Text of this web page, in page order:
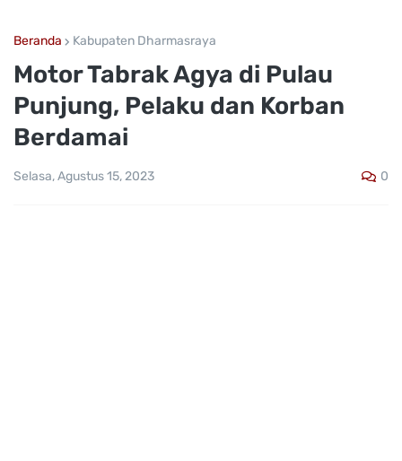
Beranda Kabupaten Dharmasraya
Motor Tabrak Agya di Pulau
Punjung, Pelaku dan Korban
Berdamai
Selasa, Agustus 15, 2023 0